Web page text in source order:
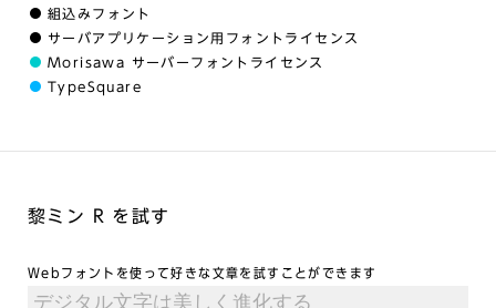
組込みフォント
サーバアプリケーション用フォントライセンス
Morisawa サーバーフォントライセンス
TypeSquare
黎ミン R を試す
Webフォントを使って好きな文章を試すことができます